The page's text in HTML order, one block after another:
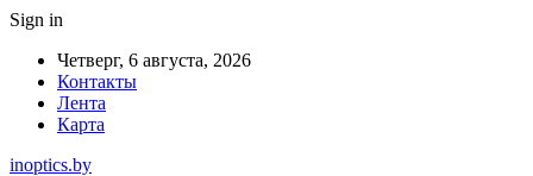
Sign in
Четверг, 6 августа, 2026
Контакты
Лента
Карта
inoptics.by